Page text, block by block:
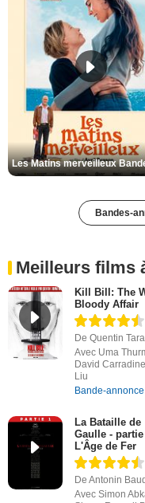
Bandes-
Meilleurs films
Kill Bill: The
Bloody Affair
De Quentin
Avec Uma
David
Liu
Bande-annonce
La Bataille de
Gaulle - partie
L'Âge de Fer
De Antonin
Avec Simon